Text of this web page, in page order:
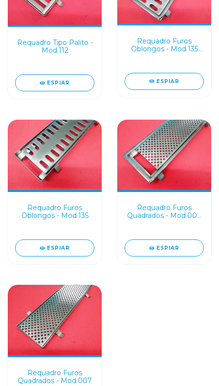
Requadro Tipo Palito -
Mod.112
ESPIAR
Requadro Furos
Oblongos - Mod.135
ESPIAR
Requadro Furos
Oblongos - Mod.135
ESPIAR
Requadro Furos
Quadrados - Mod.007
ESPIAR
Requadro Furos
Quadrados - Mod.007